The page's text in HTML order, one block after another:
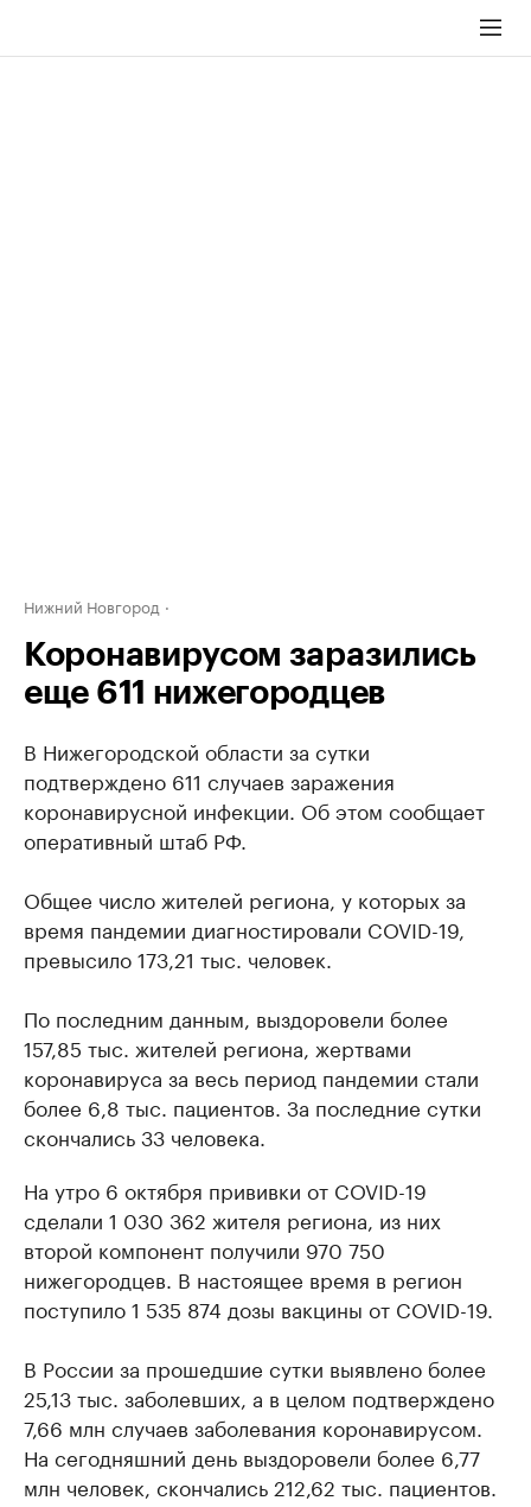
Нижний Новгород
Коронавирусом заразились
еще 611 нижегородцев
В Нижегородской области за сутки
подтверждено 611 случаев заражения
коронавирусной инфекции. Об этом сообщает
оперативный штаб РФ.
Общее число жителей региона, у которых за
время пандемии диагностировали COVID-19,
превысило 173,21 тыс. человек.
По последним данным, выздоровели более
157,85 тыс. жителей региона, жертвами
коронавируса за весь период пандемии стали
более 6,8 тыс. пациентов. За последние сутки
скончались 33 человека.
На утро 6 октября прививки от COVID-19
сделали 1 030 362 жителя региона, из них
второй компонент получили 970 750
нижегородцев. В настоящее время в регион
поступило 1 535 874 дозы вакцины от COVID-19.
В России за прошедшие сутки выявлено более
25,13 тыс. заболевших, а в целом подтверждено
7,66 млн случаев заболевания коронавирусом.
На сегодняшний день выздоровели более 6,77
млн человек, скончались 212,62 тыс. пациентов.